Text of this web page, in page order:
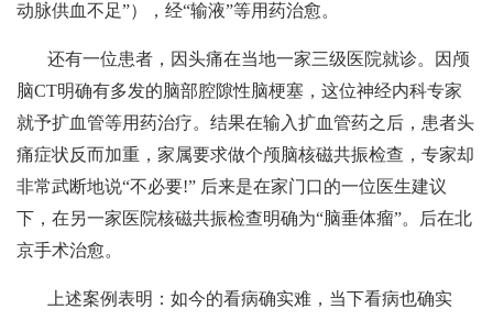
动脉供血不足”），经“输液”等用药治愈。
还有一位患者，因头痛在当地一家三级医院就诊。因颅
脑CT明确有多发的脑部腔隙性脑梗塞，这位神经内科专家
就予扩血管等用药治疗。结果在输入扩血管药之后，患者头
痛症状反而加重，家属要求做个颅脑核磁共振检查，专家却
非常武断地说“不必要!” 后来是在家门口的一位医生建议
下，在另一家医院核磁共振检查明确为“脑垂体瘤”。后在北
京手术治愈。
上述案例表明：如今的看病确实难，当下看病也确实